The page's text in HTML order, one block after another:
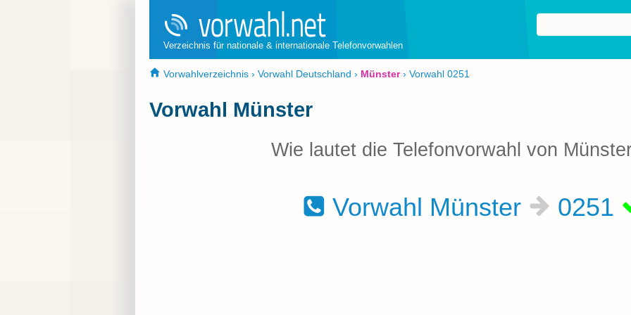
Verzeichnis für nationale & internationale Telefonvorwahlen
Vorwahlverzeichnis › Vorwahl Deutschland › Münster› Vorwahl 0251
Vorwahl Münster
Wie lautet die Telefonvorwahl von
Vorwahl Münster 0251